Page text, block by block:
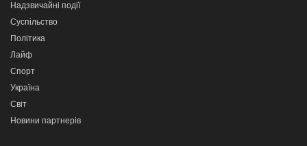
Надзвичайні події
Суспільство
Політика
Лайф
Спорт
Україна
Світ
Новини партнерів